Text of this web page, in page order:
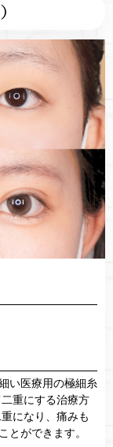
い医療用の極細糸
重にする治療方
になり、痛みも
ができます。